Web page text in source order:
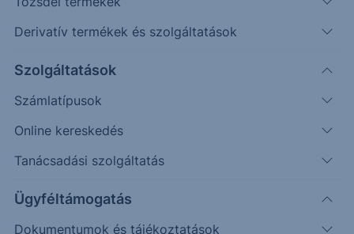
Derivatív termékek és szolgáltatások
Szolgáltatások
Számlatípusok
Online kereskedés
Tanácsadási szolgáltatás
Ügyféltámogatás
Dokumentumok és tájékoztatások